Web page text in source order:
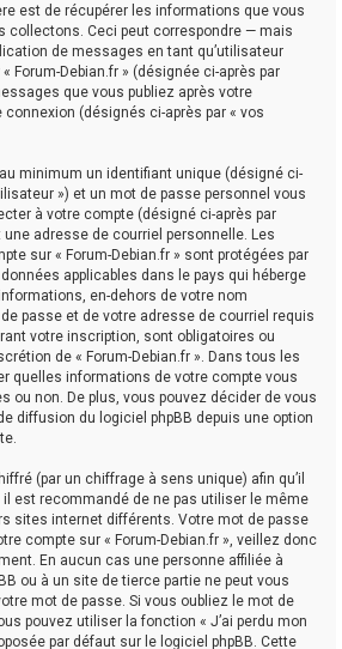
est de récupérer les informations que vous
collectons. Ceci peut correspondre — mais
de messages en tant qu’utilisateur
Forum-Debian.fr » (désignée ci-après par
que vous publiez après votre
(désignés ci-après par « vos
minimum un identifiant unique (désigné ci-
») et un mot de passe personnel vous
à votre compte (désigné ci-après par
adresse de courriel personnelle. Les
sur « Forum-Debian.fr » sont protégées par
applicables dans le pays qui héberge
en-dehors de votre nom
passe et de votre adresse de courriel requis
votre inscription, sont obligatoires ou
de « Forum-Debian.fr ». Dans tous les
quelles informations de votre compte vous
ou non. De plus, vous pouvez décider de vous
diffusion du logiciel phpBB depuis une option
(par un chiffrage à sens unique) afin qu’il
est recommandé de ne pas utiliser le même
sites internet différents. Votre mot de passe
compte sur « Forum-Debian.fr », veillez donc
En aucun cas une personne affiliée à
ou à un site de tierce partie ne peut vous
mot de passe. Si vous oubliez le mot de
pouvez utiliser la fonction « J’ai perdu mon
par défaut sur le logiciel phpBB. Cette